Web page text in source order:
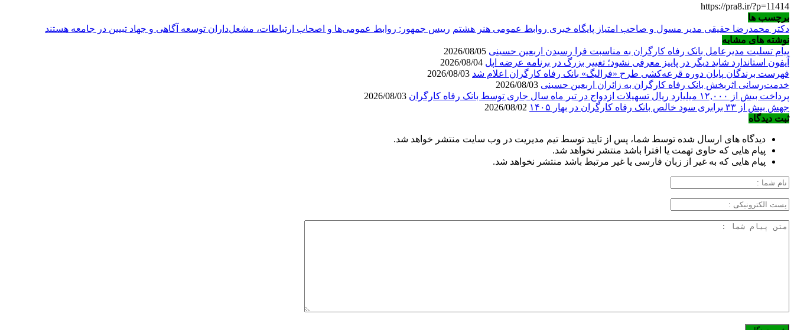
https://pra8.ir/?p=11414
برچسب ها
دکتر محمدرضا حقیقی مدیر مسول و صاحب امتیاز پایگاه خبری روابط عمومی هنر هشتم رییس جمهور: روابط عمومی‌ها و اصحاب ارتباطات، مشعل‌داران توسعه آگاهی و جهاد تبیین در جامعه هستند
نوشته های مشابه
پیام تسلیت مدیرعامل بانک رفاه کارگران به مناسبت فرا رسیدن اربعین حسینی
آیفون استاندارد شاید دیگر در پاییز معرفی نشود؛ تغییر بزرگ در برنامه عرضه اپل
فهرست برندگان پایان دوره قرعه‌کشی طرح «فرالیگ» بانک رفاه کارگران اعلام شد
خدمت‌رسانی اثربخش بانک رفاه کارگران به زائران اربعین حسینی
پرداخت بیش از ۱۲,۰۰۰ میلیارد ریال تسهیلات ازدواج در تیر ماه سال جاری توسط بانک رفاه کارگران
جهش بیش از ۳۳ برابری سود خالص بانک رفاه کارگران در بهار ۱۴۰۵
ثبت دیدگاه
دیدگاه های ارسال شده توسط شما، پس از تایید توسط تیم مدیریت در وب سایت منتشر خواهد شد.
پیام هایی که حاوی تهمت یا افترا باشد منتشر نخواهد شد.
پیام هایی که به غیر از زبان فارسی یا غیر مرتبط باشد منتشر نخواهد شد.